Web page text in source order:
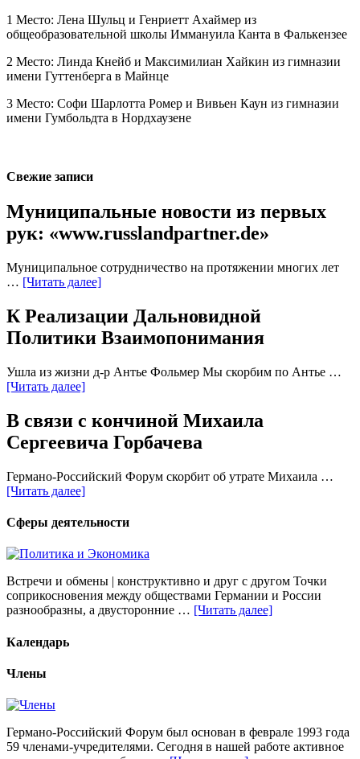
1 Место: Лена Шульц и Генриетт Ахаймер из
общеобразовательной школы Иммануила Канта в Фалькензее
2 Место: Линда Кнейб и Максимилиан Хайкин из гимназии
имени Гуттенберга в Майнце
3 Место: Софи Шарлотта Ромер и Вивьен Каун из гимназии
имени Гумбольдта в Нордхаузене
Свежие записи
Муниципальные новости из первых
рук: «www.russlandpartner.de»
Муниципальное сотрудничество на протяжении многих лет
… [Читать далее]
К Реализации Дальновидной
Политики Взаимопонимания
Ушла из жизни д-р Антье Фольмер Мы скорбим по Антье …
[Читать далее]
В связи с кончиной Михаила
Сергеевича Горбачева
Германо-Российский Форум скорбит об утрате Михаила …
[Читать далее]
Сферы деятельности
Встречи и обмены | конструктивно и друг с другом Точки
соприкосновения между обществами Германии и России
разнообразны, а двусторонние … [Читать далее]
Календарь
Члены
Германо-Российский Форум был основан в феврале 1993 года
59 членами-учредителями. Сегодня в нашей работе активное